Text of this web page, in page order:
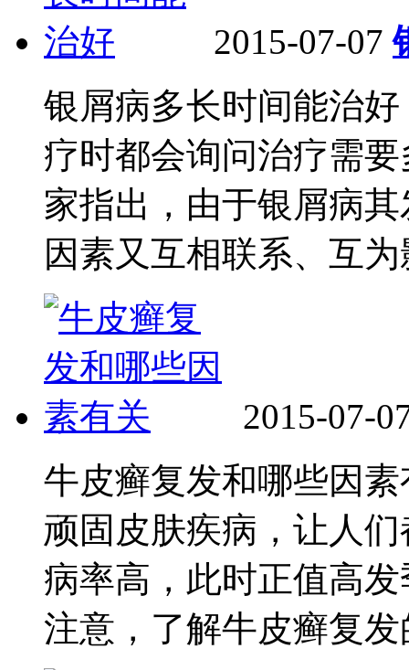
2015-07-07
银屑病多长时间能治
疗时都会询问治疗需
家指出，由于银屑病
因素又互相联系、互为
2015-07-
牛皮癣复发和哪些因
顽固皮肤疾病，让人
病率高，此时正值高
注意，了解牛皮癣复发